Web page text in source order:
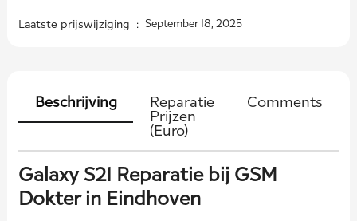
Laatste prijswijziging : September 18, 2025
Beschrijving
Reparatie
Prijzen
(Euro)
Comments
Galaxy S21 Reparatie bij GSM
Dokter in Eindhoven